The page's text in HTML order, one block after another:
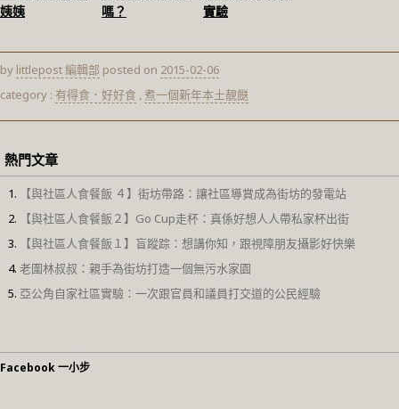
姨姨
嗎？
實驗
by littlepost 編輯部 posted on 2015-02-06
category : 有得食．好好食 煮一個新年本土靚餸
熱門文章
【與社區人食餐飯 ４】街坊帶路：讓社區導賞成為街坊的發電站
【與社區人食餐飯２】Go Cup走杯：真係好想人人帶私家杯出街
【與社區人食餐飯１】盲蹤踪：想講你知，跟視障朋友攝影好快樂
老圍林叔叔：親手為街坊打造一個無污水家園
亞公角自家社區實驗：一次跟官員和議員打交道的公民經驗
Facebook 一小步